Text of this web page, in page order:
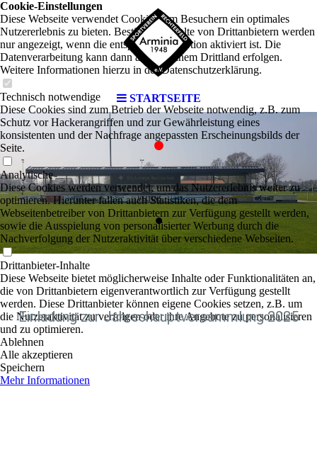
STARTSEITE
.
.
Einladung zur Jahreshauptversammlung 2025
Cookie-Einstellungen
Diese Webseite verwendet Cookies, um Besuchern ein optimales
Nutzererlebnis zu bieten. Bestimmte Inhalte von Drittanbietern werden
nur angezeigt, wenn die entsprechende Option aktiviert ist. Die
Datenverarbeitung kann dann auch in einem Drittland erfolgen.
Weitere Informationen hierzu in der Datenschutzerklärung.
Technisch notwendige
Diese Cookies sind zum Betrieb der Webseite notwendig, z.B. zum
Schutz vor Hackerangriffen und zur Gewährleistung eines
konsistenten und der Nachfrage angepassten Erscheinungsbilds der
Seite.
Analytische
Diese Cookies werden verwendet, um das Nutzererlebnis weiter zu
optimieren. Hierunter fallen auch Statistiken, die dem
Webseitenbetreiber von Drittanbietern zur Verfügung gestellt werden,
sowie die Ausspielung von personalisierter Werbung durch die
Nachverfolgung der Nutzeraktivität über verschiedene Webseiten.
Drittanbieter-Inhalte
Diese Webseite bietet möglicherweise Inhalte oder Funktionalitäten an,
die von Drittanbietern eigenverantwortlich zur Verfügung gestellt
werden. Diese Drittanbieter können eigene Cookies setzen, z.B. um
die Nutzeraktivität zu verfolgen oder ihre Angebote zu personalisieren
und zu optimieren.
Ablehnen
Alle akzeptieren
Speichern
Mehr Informationen